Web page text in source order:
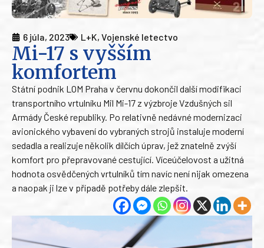
6 júla, 2023 L+K, Vojenské letectvo
Mi-17 s vyšším
komfortem
Státní podnik LOM Praha v červnu dokončil další modifikaci
transportního vrtulníku Mil Mi-17 z výzbroje Vzdušných sil
Armády České republiky. Po relativně nedávné modernizaci
avionického vybavení do vybraných strojů instaluje moderní
sedadla a realizuje několik dílčích úprav, jež znatelně zvýší
komfort pro přepravované cestující. Víceúčelovost a užitná
hodnota osvědčených vrtulníků tím navíc není nijak omezena
a naopak ji lze v případě potřeby dále zlepšit.